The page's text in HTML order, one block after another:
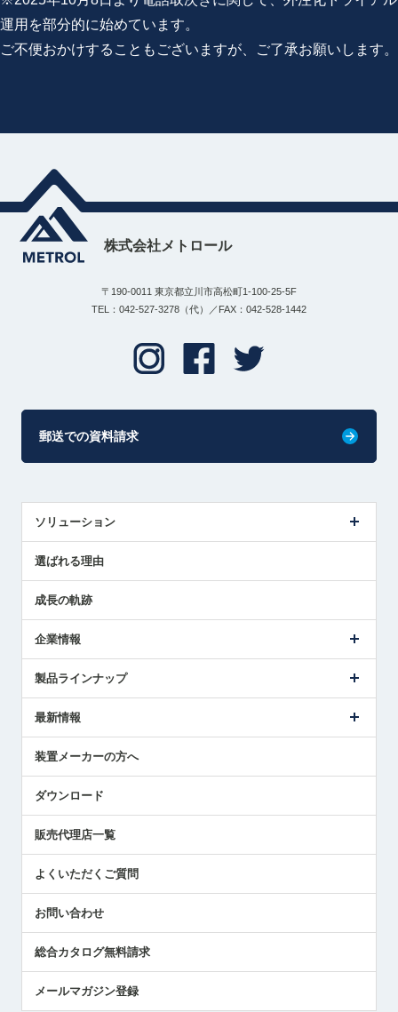
運用を部分的に始めています。
ご不便おかけすることもございますが、ご了承お願いします。
株式会社メトロール
〒190-0011 東京都立川市高松町1-100-25-5F
TEL：042-527-3278（代）／FAX：042-528-1442
郵送での資料請求
ソリューション
解決策提案
選ばれる理由
成長の軌跡
企業情報
ごあいさつ
受賞履歴
採用情報
国/地域/言語
製品ラインナップ
ツールセッタ製品
エアマイクロセンサ製品
最新情報
メトロールの技術
社員ブログ
中小企業のBCP地震対策
センサのテクニカルガイド
社長ブログ
装置メーカーの方へ
ダウンロード
販売代理店一覧
よくいただくご質問
お問い合わせ
総合カタログ無料請求
メールマガジン登録